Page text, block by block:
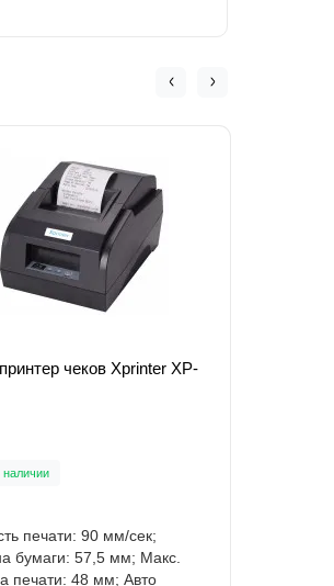
чеков Xprinter XP-
наличии
печати: 90 мм/сек;
бумаги: 57,5 мм; Макс.
печати: 48 мм; Авто